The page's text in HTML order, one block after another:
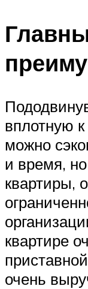
вплотную
можно
и время,
квартиры,
квартире
очень